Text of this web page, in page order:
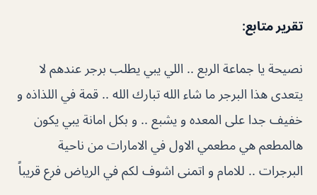
تقرير متابع:
نصيحة يا جماعة الربع .. اللي يبي يطلب برجر عندهم لا
يتعدى هذا البرجر ما شاء الله تبارك الله .. قمة في اللذاذه و
خفيف جدا على المعده و يشبع .. و بكل امانة يبي يكون
هالمطعم هي مطعمي الاول في الامارات من ناحية
البرجرات .. للامام و اتمنى اشوف لكم في الرياض فرع قريباً